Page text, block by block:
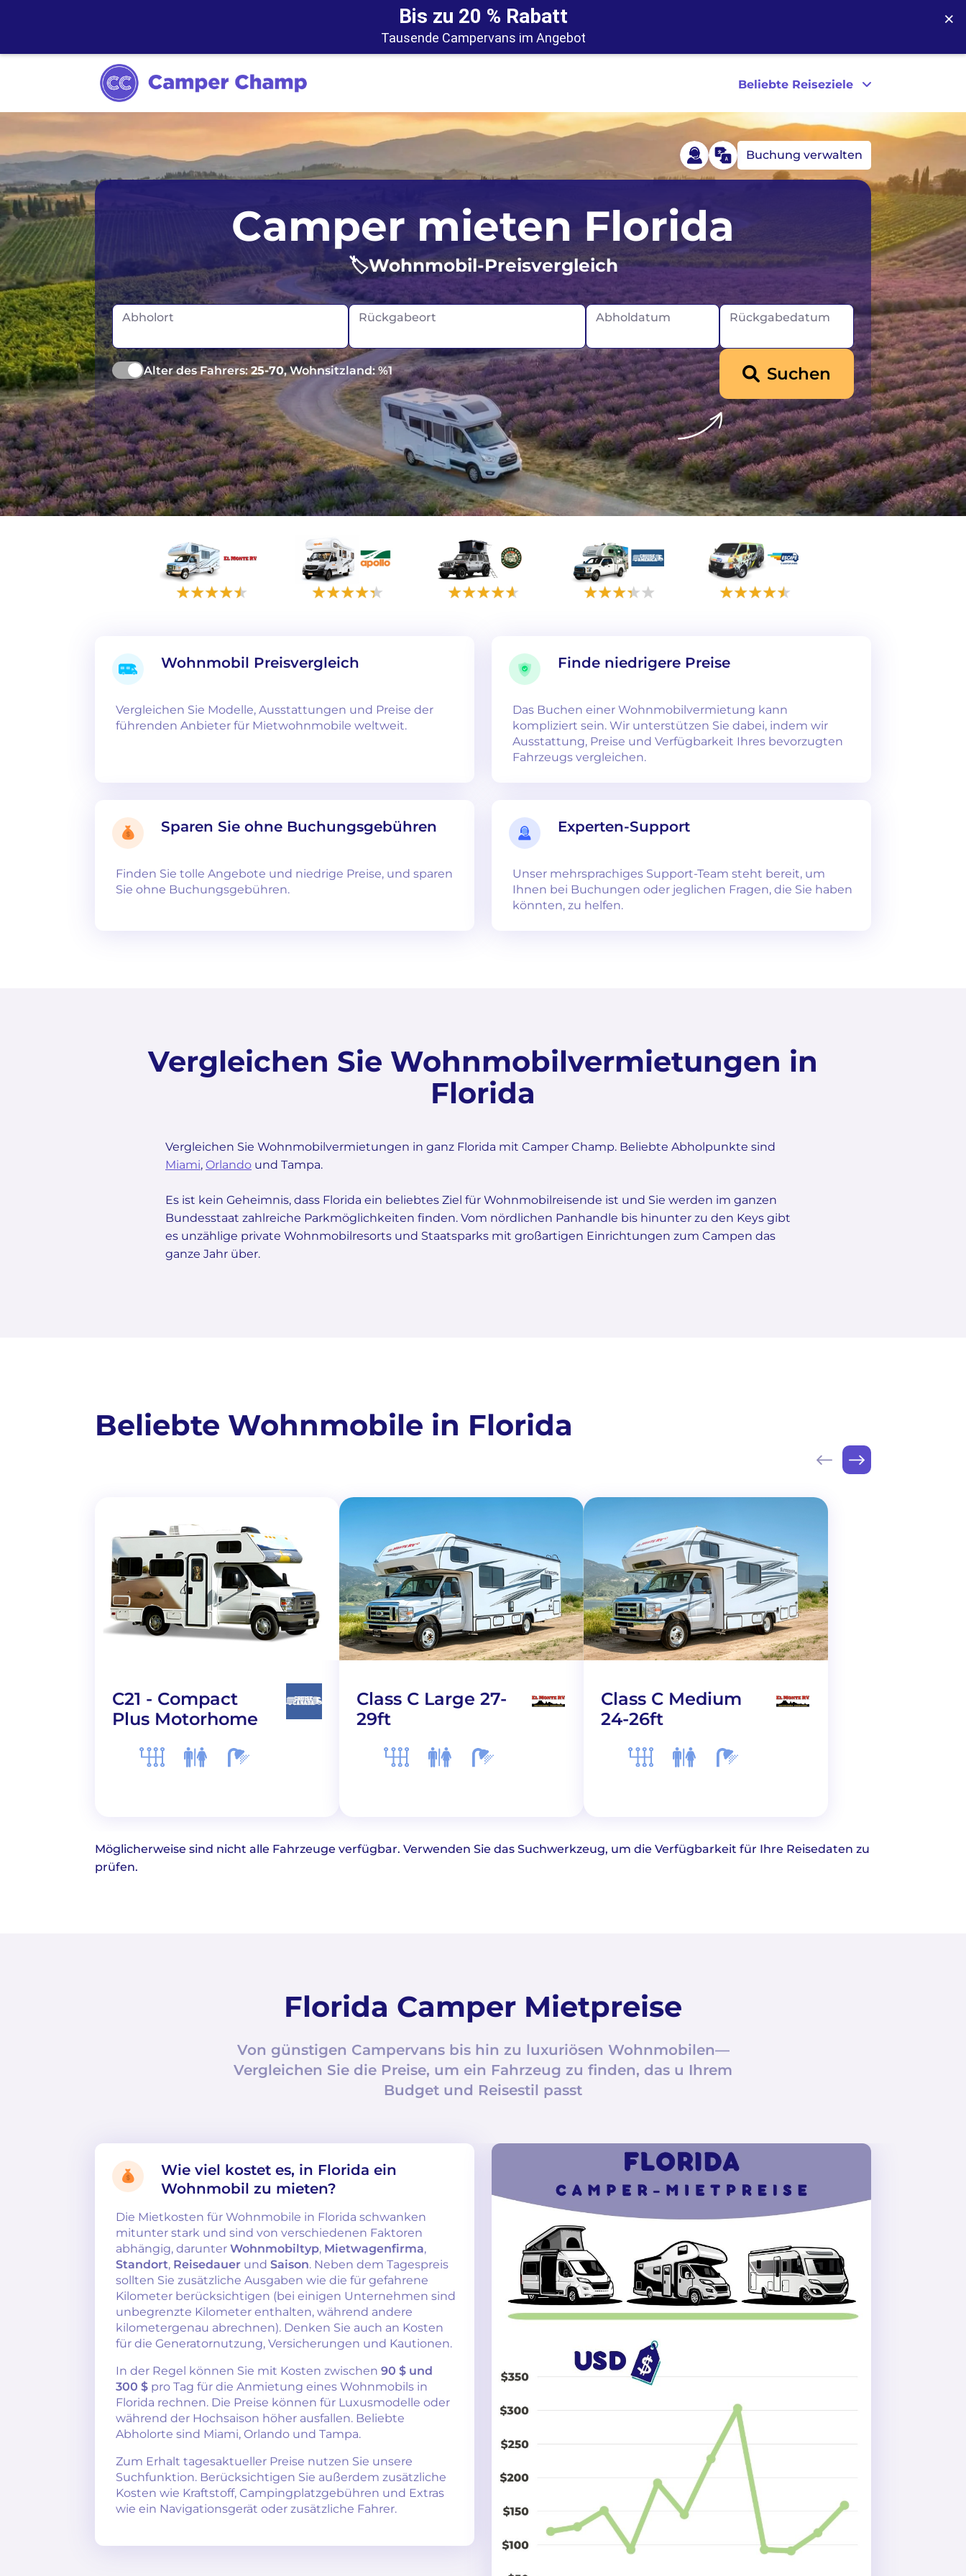
Bis zu 20 % Rabatt
Tausende Campervans im Angebot
×
Beliebte Reiseziele
Irland
Island
Portugal
Schottland Kanada
Neuseeland
USA
Buchung verwalten
Camper mieten Florida
🏷️Wohnmobil-Preisvergleich
Abholort Rückgabeort Abholdatum Rückgabedatum
Alter des Fahrers:25-70, Wohnsitzland: %1 Suchen
Wohnmobil Preisvergleich
Vergleichen Sie Modelle, Ausstattungen und Preise der
führenden Anbieter für Mietwohnmobile weltweit.
Finde niedrigere Preise
Das Buchen einer Wohnmobilvermietung kann
kompliziert sein. Wir unterstützen Sie dabei, indem wir
Ausstattung, Preise und Verfügbarkeit Ihres bevorzugten
Fahrzeugs vergleichen.
Sparen Sie ohne Buchungsgebühren
Finden Sie tolle Angebote und niedrige Preise, und sparen
Sie ohne Buchungsgebühren.
Experten-Support
Unser mehrsprachiges Support-Team steht bereit, um
Ihnen bei Buchungen oder jeglichen Fragen, die Sie haben
könnten, zu helfen.
Vergleichen Sie Wohnmobilvermietungen in
Florida
Vergleichen Sie Wohnmobilvermietungen in ganz Florida mit Camper Champ. Beliebte Abholpunkte sind
Miami, Orlando und Tampa.
Es ist kein Geheimnis, dass Florida ein beliebtes Ziel für Wohnmobilreisende ist und Sie werden im ganzen
Bundesstaat zahlreiche Parkmöglichkeiten finden. Vom nördlichen Panhandle bis hinunter zu den Keys gibt
es unzählige private Wohnmobilresorts und Staatsparks mit großartigen Einrichtungen zum Campen das
ganze Jahr über.
Beliebte Wohnmobile in Florida
C21 - Compact
Plus Motorhome
Class C Large 27-
29ft
Class C Medium
24-26ft
Möglicherweise sind nicht alle Fahrzeuge verfügbar. Verwenden Sie das Suchwerkzeug, um die Verfügbarkeit für Ihre Reisedaten zu
prüfen.
Florida Camper Mietpreise
Von günstigen Campervans bis hin zu luxuriösen Wohnmobilen—
Vergleichen Sie die Preise, um ein Fahrzeug zu finden, das u Ihrem
Budget und Reisestil passt
Wie viel kostet es, in Florida ein
Wohnmobil zu mieten?
Die Mietkosten für Wohnmobile in Florida schwanken
mitunter stark und sind von verschiedenen Faktoren
abhängig, darunter Wohnmobiltyp, Mietwagenfirma,
Standort, Reisedauer und Saison. Neben dem Tagespreis
sollten Sie zusätzliche Ausgaben wie die für gefahrene
Kilometer berücksichtigen (bei einigen Unternehmen sind
unbegrenzte Kilometer enthalten, während andere
kilometergenau abrechnen). Denken Sie auch an Kosten
für die Generatornutzung, Versicherungen und Kautionen.
In der Regel können Sie mit Kosten zwischen 90 $ und
300 $ pro Tag für die Anmietung eines Wohnmobils in
Florida rechnen. Die Preise können für Luxusmodelle oder
während der Hochsaison höher ausfallen. Beliebte
Abholorte sind Miami, Orlando und Tampa.
Zum Erhalt tagesaktueller Preise nutzen Sie unsere
Suchfunktion. Berücksichtigen Sie außerdem zusätzliche
Kosten wie Kraftstoff, Campingplatzgebühren und Extras
wie ein Navigationsgerät oder zusätzliche Fahrer.